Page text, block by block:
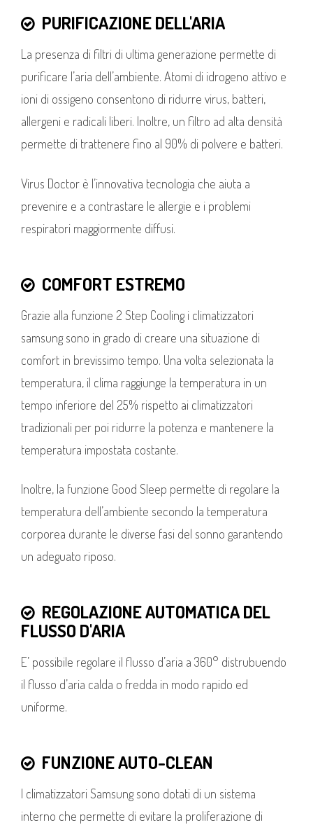
PURIFICAZIONE DELL'ARIA
La presenza di filtri di ultima generazione permette di
purificare l’aria dell’ambiente. Atomi di idrogeno attivo e
ioni di ossigeno consentono di ridurre virus, batteri,
allergeni e radicali liberi. Inoltre, un filtro ad alta densità
permette di trattenere fino al 90% di polvere e batteri.
Virus Doctor è l’innovativa tecnologia che aiuta a
prevenire e a contrastare le allergie e i problemi
respiratori maggiormente diffusi.
COMFORT ESTREMO
Grazie alla funzione 2 Step Cooling i climatizzatori
samsung sono in grado di creare una situazione di
comfort in brevissimo tempo. Una volta selezionata la
temperatura, il clima raggiunge la temperatura in un
tempo inferiore del 25% rispetto ai climatizzatori
tradizionali per poi ridurre la potenza e mantenere la
temperatura impostata costante.
Inoltre, la funzione Good Sleep permette di regolare la
temperatura dell’ambiente secondo la temperatura
corporea durante le diverse fasi del sonno garantendo
un adeguato riposo.
REGOLAZIONE AUTOMATICA DEL
FLUSSO D'ARIA
E’ possibile regolare il flusso d’aria a 360° distrubuendo
il flusso d’aria calda o fredda in modo rapido ed
uniforme.
FUNZIONE AUTO-CLEAN
I climatizzatori Samsung sono dotati di un sistema
interno che permette di evitare la proliferazione di